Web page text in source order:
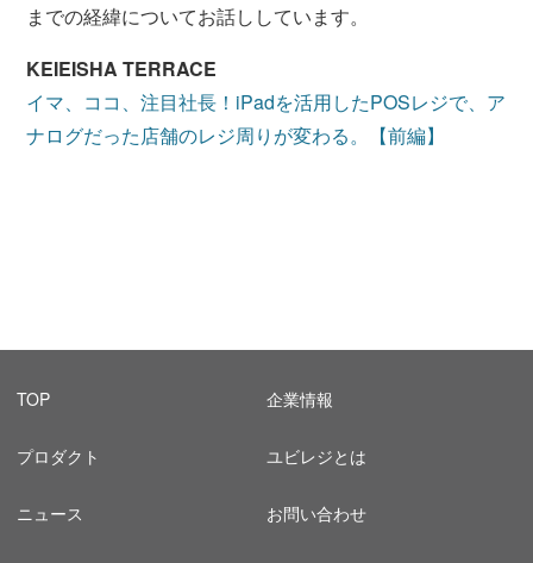
までの経緯についてお話ししています。
KEIEISHA TERRACE
イマ、ココ、注目社長！iPadを活用したPOSレジで、ア
ナログだった店舗のレジ周りが変わる。【前編】
TOP 企業情報
プロダクト ユビレジとは
ニュース お問い合わせ